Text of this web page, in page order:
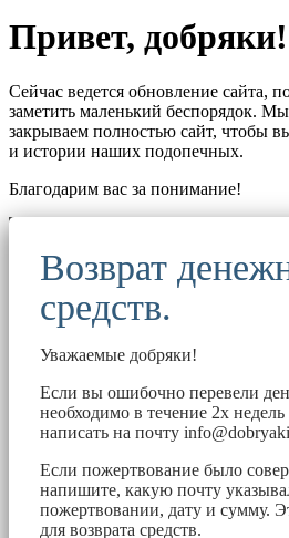
Привет, добряки!
Сейчас ведется обновление сайта,
заметить маленький беспорядок.
закрываем полностью сайт, чтобы
и истории наших подопечных.
Благодарим вас за понимание!
Возврат
средств.
Уважаемые добряки!
Если вы ошибочно перевели
необходимо в течение 2х
написать на почту
Если пожертвование было
напишите, какую почту
пожертвовании, дату и сумму.
для возврата средств.